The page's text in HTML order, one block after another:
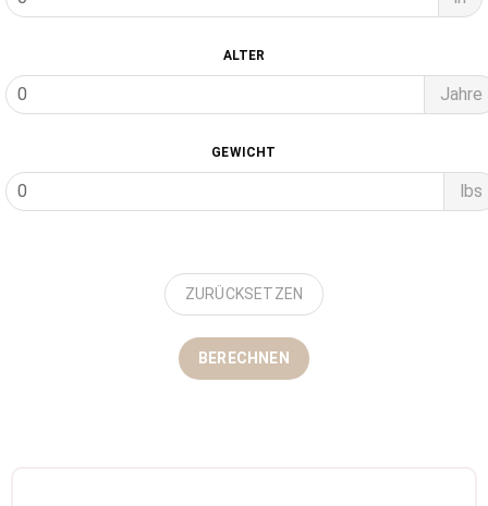
ALTER
Jahre
GEWICHT
lbs
ZURÜCKSETZEN
BERECHNEN